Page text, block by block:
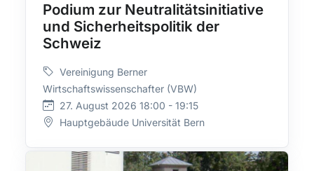
Podium zur Neutralitätsinitiative
und Sicherheitspolitik der
Schweiz
Vereinigung Berner
Wirtschaftswissenschafter (VBW)
27. August 2026 18:00 - 19:15
Hauptgebäude Universität Bern